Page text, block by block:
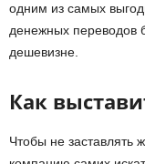
одним из самых
денежных переводов
дешевизне.
Как
Чтобы не заставлять